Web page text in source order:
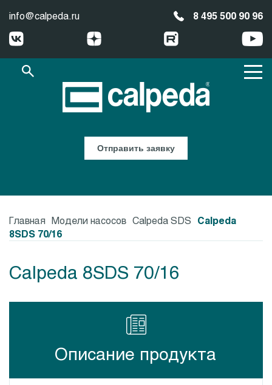
info@calpeda.ru 8 495 500 90 96
Отправить заявку
Главная Модели насосов Calpeda SDS
Calpeda
8SDS 70/16
Calpeda 8SDS 70/16
Описание продукта